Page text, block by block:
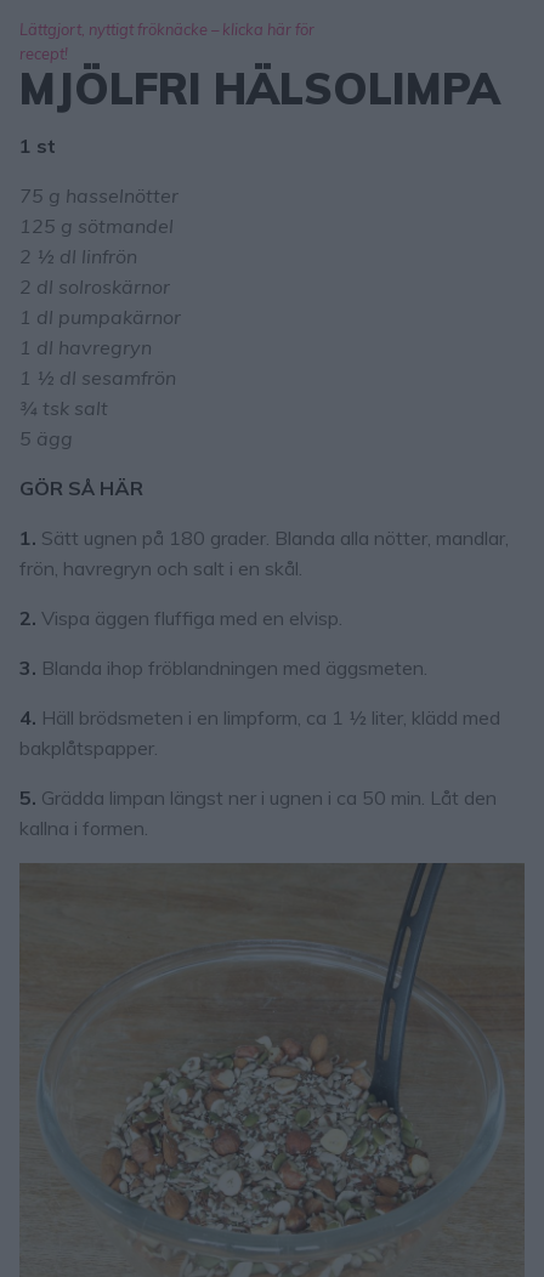
Lättgjort, nyttigt fröknäcke – klicka här för
recept!
MJÖLFRI HÄLSOLIMPA
1 st
75 g hasselnötter
125 g sötmandel
2 ½ dl linfrön
2 dl solroskärnor
1 dl pumpakärnor
1 dl havregryn
1 ½ dl sesamfrön
¾ tsk salt
5 ägg
GÖR SÅ HÄR
1. Sätt ugnen på 180 grader. Blanda alla nötter, mandlar,
frön, havregryn och salt i en skål.
2. Vispa äggen fluffiga med en elvisp.
3. Blanda ihop fröblandningen med äggsmeten.
4. Häll brödsmeten i en limpform, ca 1 ½ liter, klädd med
bakplåtspapper.
5. Grädda limpan längst ner i ugnen i ca 50 min. Låt den
kallna i formen.